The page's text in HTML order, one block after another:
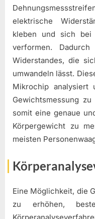
elektrische
kleben und sich bei
verformen.
Widerstandes, die
umwandeln lässt.
Mikrochip analysiert
Gewichtsmessung
somit eine genaue
Körpergewicht zu
meisten
Eine Möglichkeit, die
zu erhöhen,